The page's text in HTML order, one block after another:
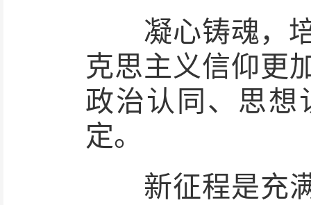
凝心铸魂，培
克思主义信仰更
政治认同、思想
定。
新征程是充满